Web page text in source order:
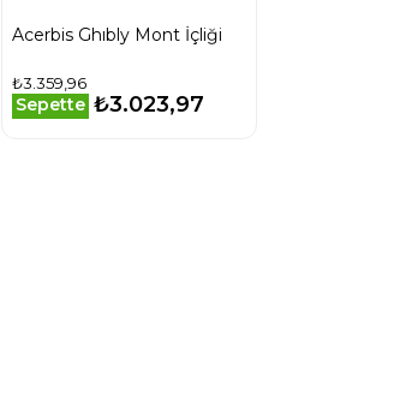
Acerbis Ghıbly Mont İçliği
₺3.359,96
Sepette ₺3.023,97